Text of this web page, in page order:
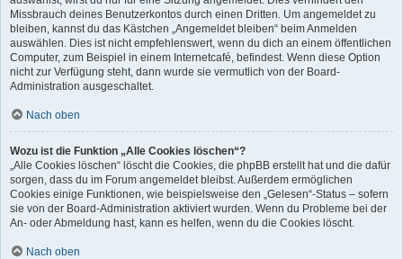
Missbrauch deines Benutzerkontos durch einen Dritten. Um angemeldet zu
bleiben, kannst du das Kästchen „Angemeldet bleiben“ beim Anmelden
auswählen. Dies ist nicht empfehlenswert, wenn du dich an einem öffentlichen
Computer, zum Beispiel in einem Internetcafé, befindest. Wenn diese Option
nicht zur Verfügung steht, dann wurde sie vermutlich von der Board-
Administration ausgeschaltet.
Nach oben
Wozu ist die Funktion „Alle Cookies löschen“?
„Alle Cookies löschen“ löscht die Cookies, die phpBB erstellt hat und die dafür
sorgen, dass du im Forum angemeldet bleibst. Außerdem ermöglichen
Cookies einige Funktionen, wie beispielsweise den „Gelesen“-Status – sofern
sie von der Board-Administration aktiviert wurden. Wenn du Probleme bei der
An- oder Abmeldung hast, kann es helfen, wenn du die Cookies löscht.
Nach oben